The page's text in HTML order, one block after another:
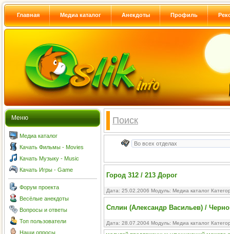
Главная Медиа каталог Анекдоты Профиль
Меню
Медиа каталог
Качать Фильмы - Movies
Качать Музыку - Music
Качать Игры - Game
Форум проекта
Весёлые анекдоты
Вопросы и ответы
Топ пользователи
Наши опросы
Поиск
Город 312 / 213 Дорог
Дата: 25.02.2006 Модуль: Медиа каталог
Сплин (Александр Васильев) /
Дата: 28.07.2004 Модуль: Медиа каталог